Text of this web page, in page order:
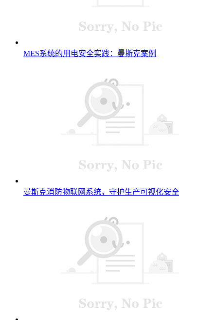
MES系统的用电安全实践：曼斯克案例
曼斯克消防物联网系统，守护生产可视化安全